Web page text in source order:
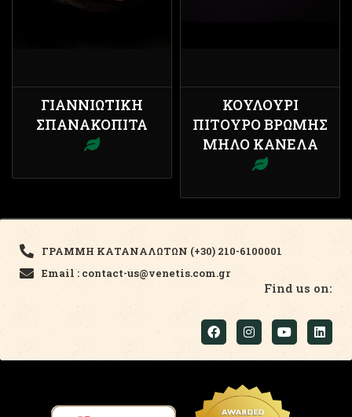
ΓΙΑΝΝΙΏΤΙΚΗ
ΣΠΑΝΑΚΌΠΙΤΑ
ΚΟΥΛΟΎΡΙ
ΠΊΤΟΥΡΟ ΒΡΏΜΗΣ
ΜΉΛΟ ΚΑΝΈΛΑ
ΓΡΑΜΜΗ ΚΑΤΑΝΑΛΩΤΩΝ (+30) 210-6100001
Email : contact-us@venetis.com.gr
Find us on: